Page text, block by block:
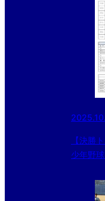
【決勝
少年野